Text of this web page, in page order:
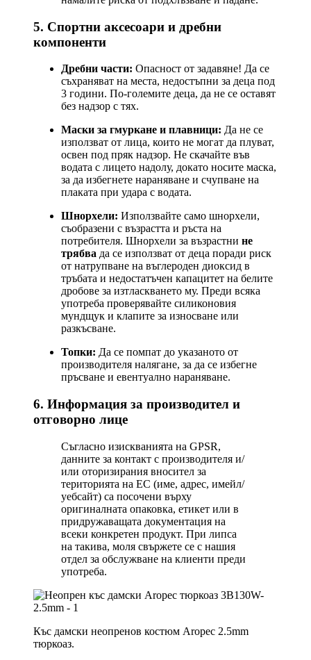
5. Спортни аксесоари и дребни
компоненти
Дребни части: Опасност от задавяне! Да се
съхраняват на места, недостъпни за деца под
3 години. По-големите деца, да не се оставят
без надзор с тях.
Маски за гмуркане и плавници: Да не се
използват от лица, които не могат да плуват,
освен под пряк надзор. Не скачайте във
водата с лицето надолу, докато носите маска,
за да избегнете нараняване и счупване на
плаката при удара с водата.
Шнорхели: Използвайте само шнорхели,
съобразени с възрастта и ръста на
потребителя. Шнорхели за възрастни не
трябва да се използват от деца поради риск
от натрупване на въглероден диоксид в
тръбата и недостатъчен капацитет на белите
дробове за изтласкването му. Преди всяка
употреба проверявайте силиконовия
мундщук и клапите за износване или
разкъсване.
Топки: Да се помпат до указаното от
производителя налягане, за да се избегне
пръсване и евентуално нараняване.
6. Информация за производител и
отговорно лице
Съгласно изискванията на GPSR,
данните за контакт с производителя и/
или оторизирания вносител за
територията на ЕС (име, адрес, имейл/
уебсайт) са посочени върху
оригиналната опаковка, етикет или в
придружаващата документация на
всеки конкретен продукт. При липса
на такива, моля свържете се с нашия
отдел за обслужване на клиенти преди
употреба.
Къс дамски неопренов костюм Aropec 2.5mm
тюркоаз.